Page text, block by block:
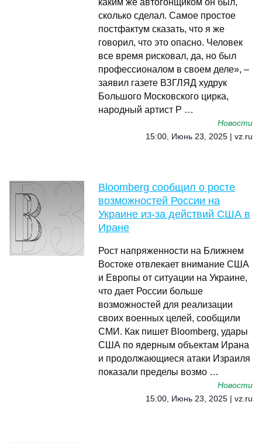
каким же автогонщиком он был,
сколько сделал. Самое простое
постфактум сказать, что я же
говорил, что это опасно. Человек
все время рисковал, да, но был
профессионалом в своем деле», –
заявил газете ВЗГЛЯД худрук
Большого Московского цирка,
народный артист Р …
Новости
15:00, Июнь 23, 2025 | vz.ru
Bloomberg сообщил о росте
возможностей России на
Украине из-за действий США в
Иране
Рост напряженности на Ближнем
Востоке отвлекает внимание США
и Европы от ситуации на Украине,
что дает России больше
возможностей для реализации
своих военных целей, сообщили
СМИ. Как пишет Bloomberg, удары
США по ядерным объектам Ирана
и продолжающиеся атаки Израиля
показали пределы возмо …
Новости
15:00, Июнь 23, 2025 | vz.ru